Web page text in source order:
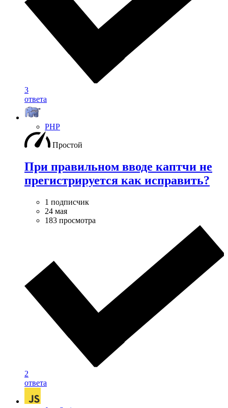
3
ответа
PHP
Простой
При правильном вводе каптчи не
прегистрируется как исправить?
1 подписчик
24 мая
183 просмотра
2
ответа